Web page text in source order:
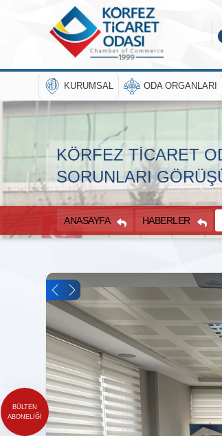
KURUMSAL ODA ORGANLARI
KÖRFEZ TİCARET
SORUNLARI
ANASAYFA HABERLER
BÜLTEN
ABONELIĞI